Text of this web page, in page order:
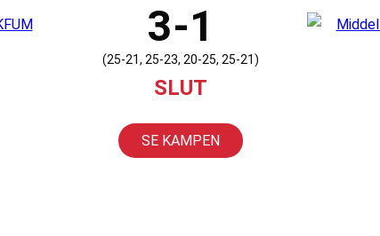
3-1
(25-21, 25-23, 20-25, 25-21)
SLUT
SE KAMPEN